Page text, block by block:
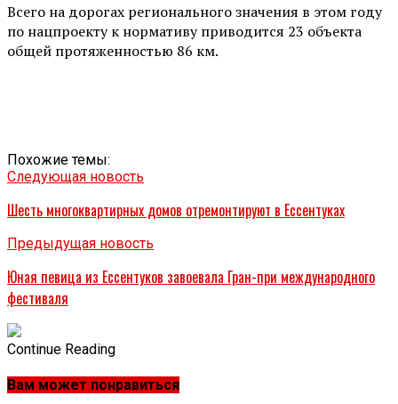
Всего на дорогах регионального значения в этом году
по нацпроекту к нормативу приводится 23 объекта
общей протяженностью 86 км.
Похожие темы:
Следующая новость
Шесть многоквартирных домов отремонтируют в Ессентуках
Предыдущая новость
Юная певица из Ессентуков завоевала Гран-при международного
фестиваля
Continue Reading
Вам может понравиться